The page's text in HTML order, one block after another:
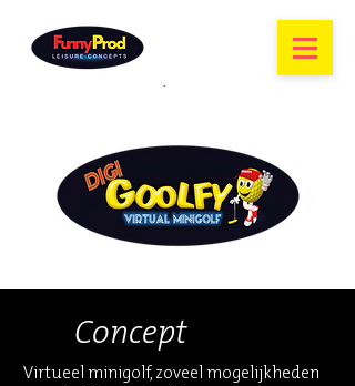
Concept
Virtueel minigolf, zoveel mogelijkheden